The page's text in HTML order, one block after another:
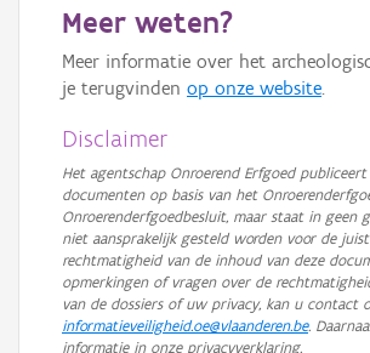
Meer weten?
Meer informatie over het
je terugvinden op onze website.
Disclaimer
Het agentschap Onroerend Erfgoed publiceert
documenten op basis van het
Onroerenderfgoedbesluit, maar staat in geen
niet aansprakelijk gesteld worden voor de
rechtmatigheid van de inhoud van deze
opmerkingen of vragen over de
van de dossiers of uw privacy, kan u contact
informatieveiligheid.oe@vlaanderen.be.
informatie in onze privacyverklaring.